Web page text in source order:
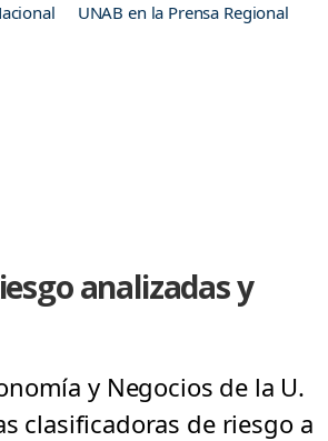
UNAB en la Prensa Regional
analizadas y
y Negocios de la U.
clasificadoras de riesgo a